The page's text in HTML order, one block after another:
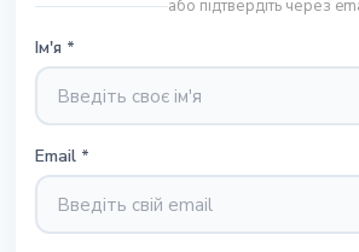
або підтвердіть через
Ім'я *
Email *